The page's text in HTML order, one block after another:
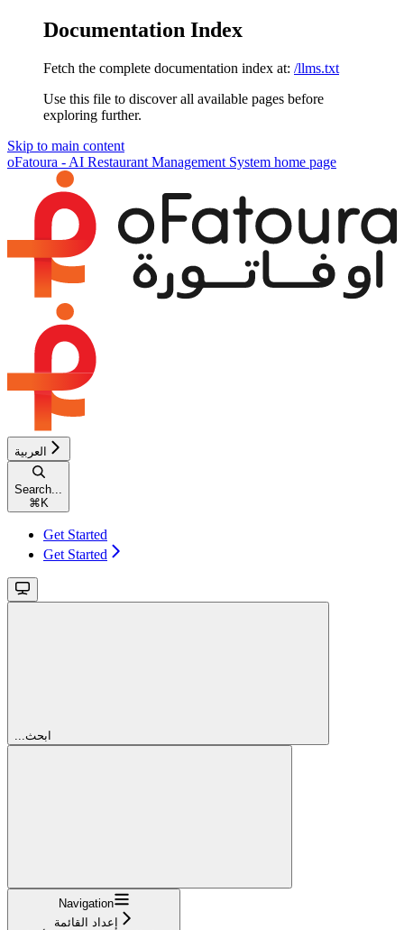
Documentation Index
Fetch the complete documentation index at: /llms.txt
Use this file to discover all available pages before
exploring further.
Skip to main content
oFatoura - AI Restaurant Management System home page
العربية
Search...
⌘K
Get Started
Get Started
...ابحث
Navigation
إعداد القائمة